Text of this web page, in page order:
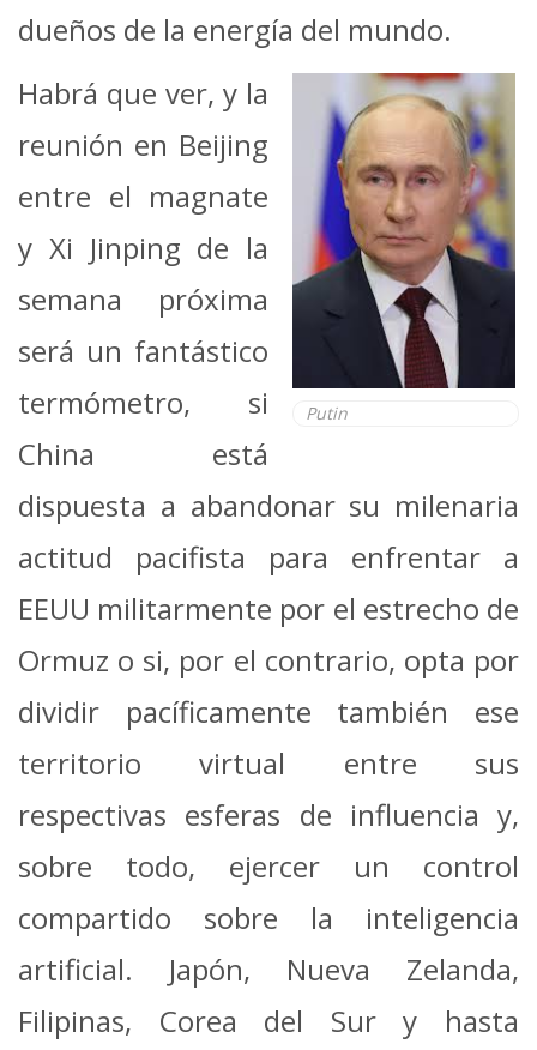
dueños de la energía del mundo.
Putin
Habrá que ver, y la
reunión en Beijing
entre el magnate
y Xi Jinping de la
semana próxima
será un fantástico
termómetro, si
China está
dispuesta a abandonar su milenaria
actitud pacifista para enfrentar a
EEUU militarmente por el estrecho de
Ormuz o si, por el contrario, opta por
dividir pacíficamente también ese
territorio virtual entre sus
respectivas esferas de influencia y,
sobre todo, ejercer un control
compartido sobre la inteligencia
artificial. Japón, Nueva Zelanda,
Filipinas, Corea del Sur y hasta